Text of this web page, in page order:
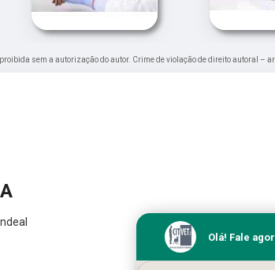
sem a autorização do autor. Crime de violação de direito autoral –
Olá! Fale